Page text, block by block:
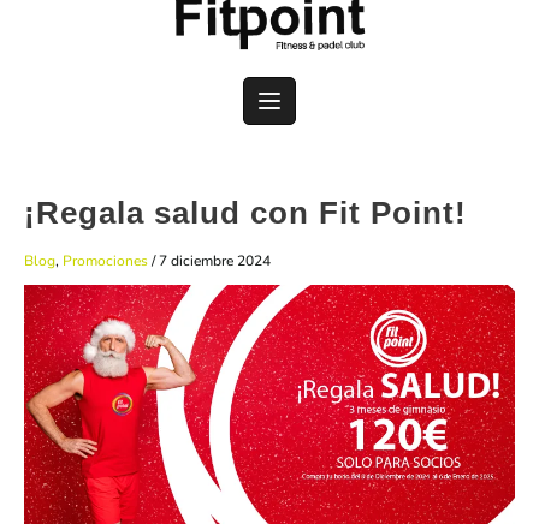
¡Regala salud con Fit Point!
Blog, Promociones/7 diciembre 2024